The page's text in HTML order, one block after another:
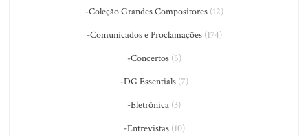
-Coleção Grandes Compositores(12)
-Comunicados e Proclamações(174)
-Concertos(5)
-DG Essentials(7)
-Eletrônica (3)
-Entrevistas(10)